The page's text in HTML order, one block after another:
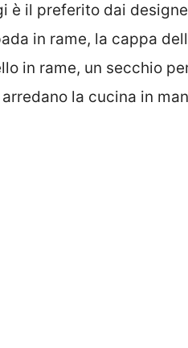
è il preferito dai
in rame, la cappa
in rame, un secchio
la cucina in